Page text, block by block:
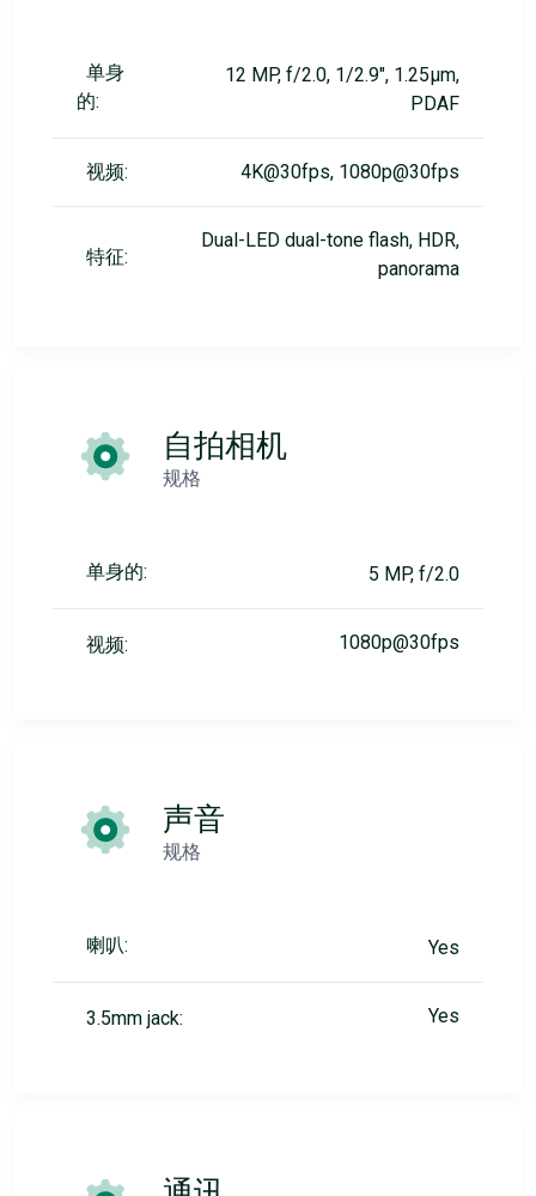
单身
的:
12 MP, f/2.0, 1/2.9", 1.25µm,
PDAF
视频: 4K@30fps, 1080p@30fps
特征:
Dual-LED dual-tone flash, HDR,
panorama
自拍相机
规格
单身的: 5 MP, f/2.0
视频: 1080p@30fps
声音
规格
喇叭: Yes
3.5mm jack: Yes